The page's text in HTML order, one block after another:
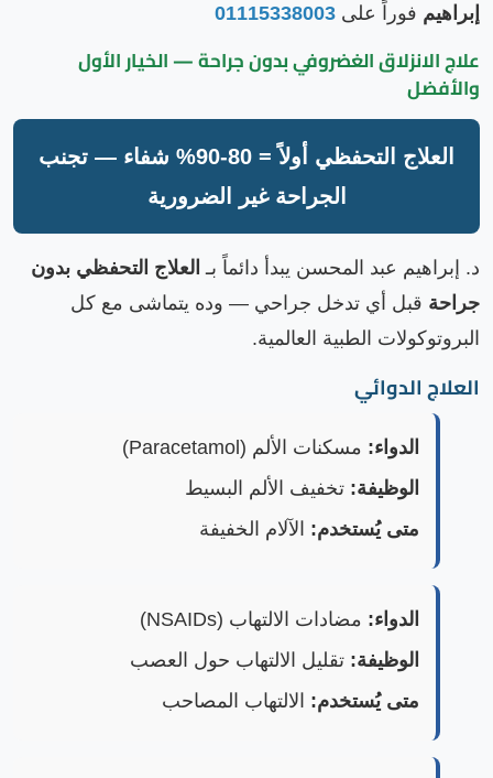
إبراهيم فوراً على 01115338003
علاج الانزلاق الغضروفي بدون جراحة — الخيار الأول
والأفضل
العلاج التحفظي أولاً = 80-90% شفاء — تجنب
الجراحة غير الضرورية
د. إبراهيم عبد المحسن يبدأ دائماً بـ العلاج التحفظي بدون
جراحة قبل أي تدخل جراحي — وده يتماشى مع كل
البروتوكولات الطبية العالمية.
العلاج الدوائي
الدواء: مسكنات الألم (Paracetamol)
الوظيفة: تخفيف الألم البسيط
متى يُستخدم: الآلام الخفيفة
الدواء: مضادات الالتهاب (NSAIDs)
الوظيفة: تقليل الالتهاب حول العصب
متى يُستخدم: الالتهاب المصاحب